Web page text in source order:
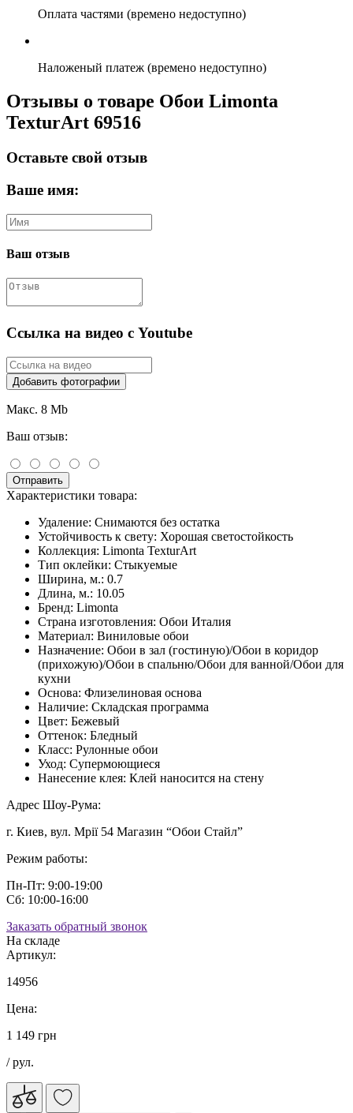
Оплата частями (времено недоступно)
Наложеный платеж (времено недоступно)
Отзывы о товаре Обои Limonta
TexturArt 69516
Оставьте свой отзыв
Ваше имя:
Ваш отзыв
Ссылка на видео с Youtube
Добавить фотографии
Макс. 8 Mb
Ваш отзыв:
Отправить
Характеристики товара:
Удаление: Снимаются без остатка
Устойчивость к свету: Хорошая светостойкость
Коллекция: Limonta TexturArt
Тип оклейки: Стыкуемые
Ширина, м.: 0.7
Длина, м.: 10.05
Бренд: Limonta
Страна изготовления: Обои Италия
Материал: Виниловые обои
Назначение: Обои в зал (гостиную)/Обои в коридор
(прихожую)/Обои в спальню/Обои для ванной/Обои для
кухни
Основа: Флизелиновая основа
Наличие: Складская программа
Цвет: Бежевый
Оттенок: Бледный
Класс: Рулонные обои
Уход: Супермоющиеся
Нанесение клея: Клей наносится на стену
Адрес Шоу-Рума:
г. Киев, вул. Мрії 54 Магазин “Обои Стайл”
Режим работы:
Пн-Пт: 9:00-19:00
Сб: 10:00-16:00
Заказать обратный звонок
На складе
Артикул:
14956
Цена:
1 149 грн
/ рул.